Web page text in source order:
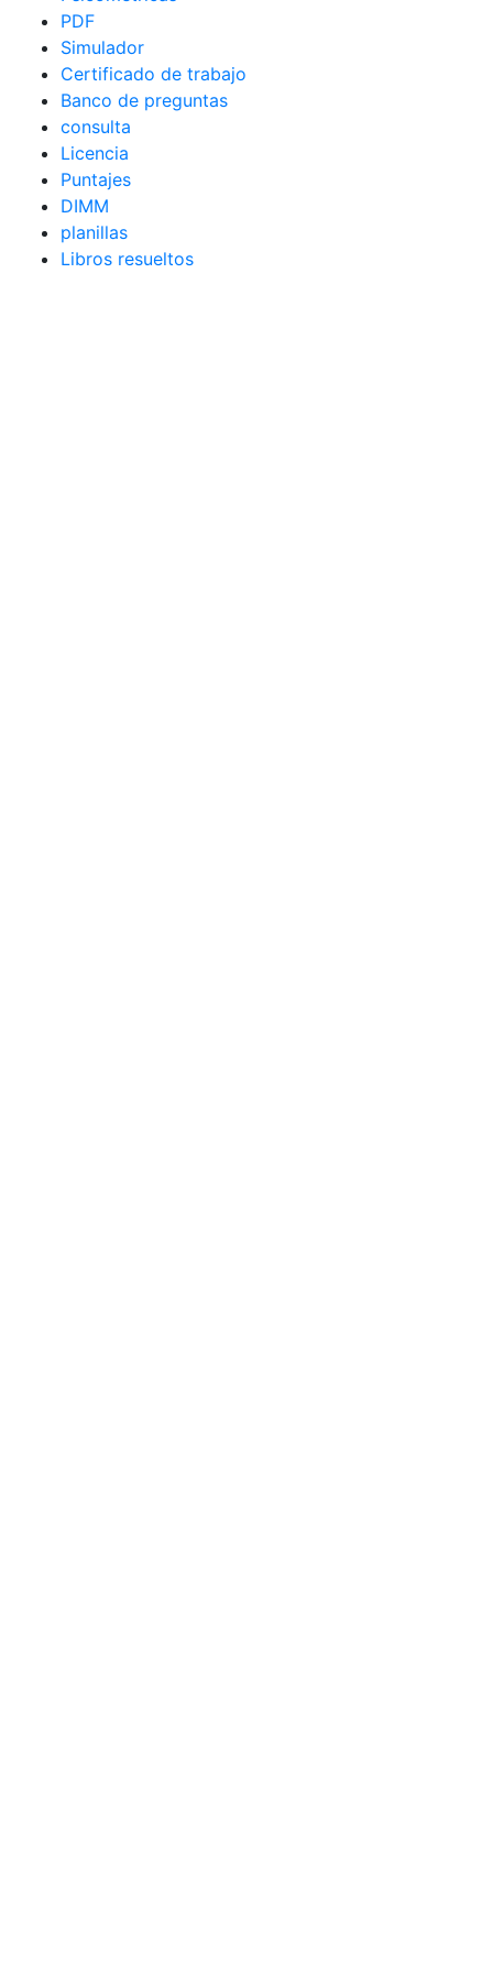
PDF
Simulador
Certificado de trabajo
Banco de preguntas
consulta
Licencia
Puntajes
DIMM
planillas
Libros resueltos